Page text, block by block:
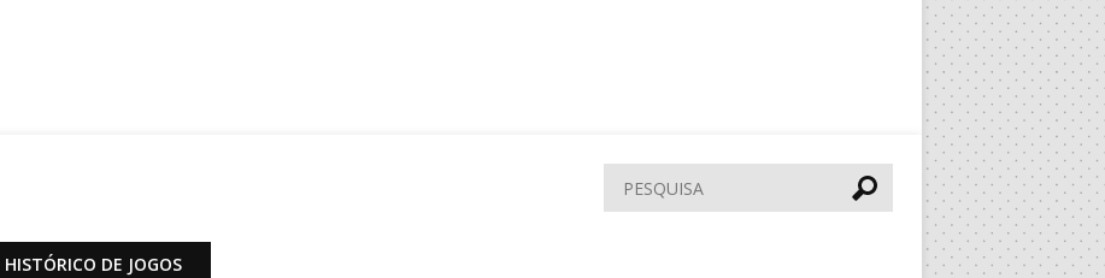
Pesquisar
HISTÓRICO DE JOGOS